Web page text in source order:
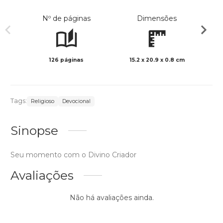
Nº de páginas
126 páginas
Dimensões
15.2 x 20.9 x 0.8 cm
Tags: Religioso Devocional
Sinopse
Seu momento com o Divino Criador
Avaliações
Não há avaliações ainda.